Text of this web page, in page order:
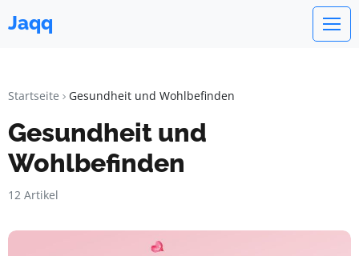
Jaqq
Startseite Gesundheit und Wohlbefinden
Gesundheit und
Wohlbefinden
12 Artikel